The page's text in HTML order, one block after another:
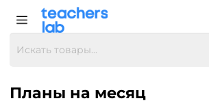
Планы на месяц